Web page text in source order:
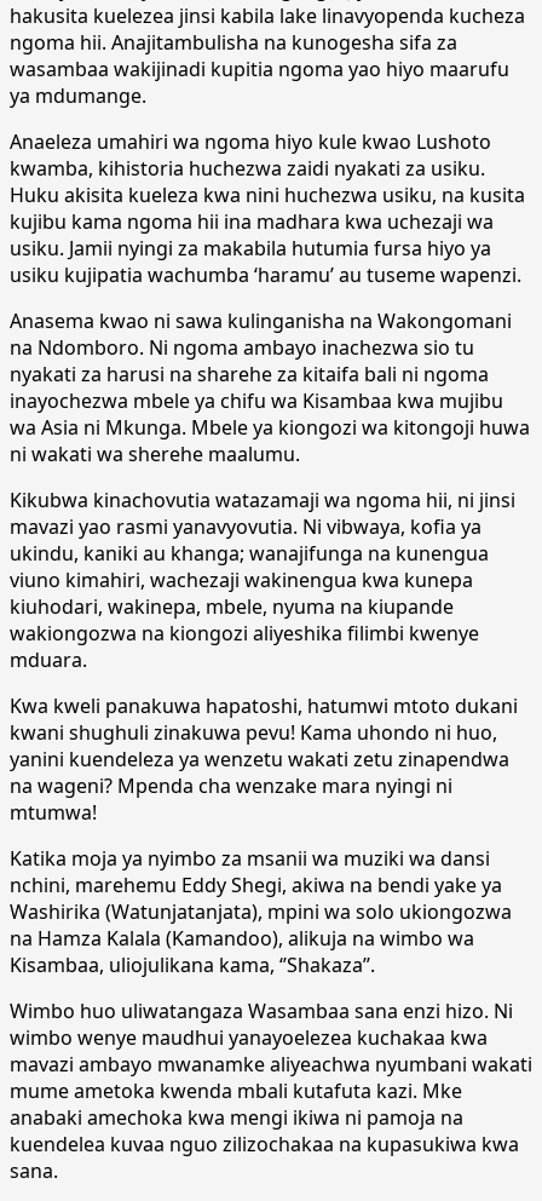
hakusita kuelezea jinsi kabila lake linavyopenda kucheza
ngoma hii. Anajitambulisha na kunogesha sifa za
wasambaa wakijinadi kupitia ngoma yao hiyo maarufu
ya mdumange.
Anaeleza umahiri wa ngoma hiyo kule kwao Lushoto
kwamba, kihistoria huchezwa zaidi nyakati za usiku.
Huku akisita kueleza kwa nini huchezwa usiku, na kusita
kujibu kama ngoma hii ina madhara kwa uchezaji wa
usiku. Jamii nyingi za makabila hutumia fursa hiyo ya
usiku kujipatia wachumba ‘haramu’ au tuseme wapenzi.
Anasema kwao ni sawa kulinganisha na Wakongomani
na Ndomboro. Ni ngoma ambayo inachezwa sio tu
nyakati za harusi na sharehe za kitaifa bali ni ngoma
inayochezwa mbele ya chifu wa Kisambaa kwa mujibu
wa Asia ni Mkunga. Mbele ya kiongozi wa kitongoji huwa
ni wakati wa sherehe maalumu.
Kikubwa kinachovutia watazamaji wa ngoma hii, ni jinsi
mavazi yao rasmi yanavyovutia. Ni vibwaya, kofia ya
ukindu, kaniki au khanga; wanajifunga na kunengua
viuno kimahiri, wachezaji wakinengua kwa kunepa
kiuhodari, wakinepa, mbele, nyuma na kiupande
wakiongozwa na kiongozi aliyeshika filimbi kwenye
mduara.
Kwa kweli panakuwa hapatoshi, hatumwi mtoto dukani
kwani shughuli zinakuwa pevu! Kama uhondo ni huo,
yanini kuendeleza ya wenzetu wakati zetu zinapendwa
na wageni? Mpenda cha wenzake mara nyingi ni
mtumwa!
Katika moja ya nyimbo za msanii wa muziki wa dansi
nchini, marehemu Eddy Shegi, akiwa na bendi yake ya
Washirika (Watunjatanjata), mpini wa solo ukiongozwa
na Hamza Kalala (Kamandoo), alikuja na wimbo wa
Kisambaa, uliojulikana kama, ‘’Shakaza’’.
Wimbo huo uliwatangaza Wasambaa sana enzi hizo. Ni
wimbo wenye maudhui yanayoelezea kuchakaa kwa
mavazi ambayo mwanamke aliyeachwa nyumbani wakati
mume ametoka kwenda mbali kutafuta kazi. Mke
anabaki amechoka kwa mengi ikiwa ni pamoja na
kuendelea kuvaa nguo zilizochakaa na kupasukiwa kwa
sana.